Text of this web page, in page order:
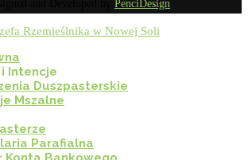
PenciDesign
i Intencje
Duszpasterskie
Mszalne
Parafialna